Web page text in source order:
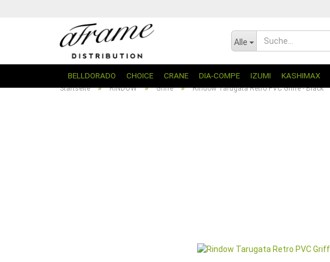
Alle
BELLDORADO CHOICE CRANE DIA-COMPE IZUMI KASHIMAX
Startseite » RINDOW » Griffe » Rindow Tarugata Retro PVC Griffe - Black